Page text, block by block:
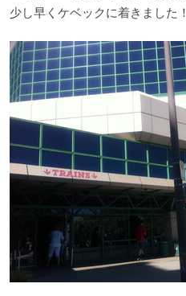
少し早くケベックに着きました！